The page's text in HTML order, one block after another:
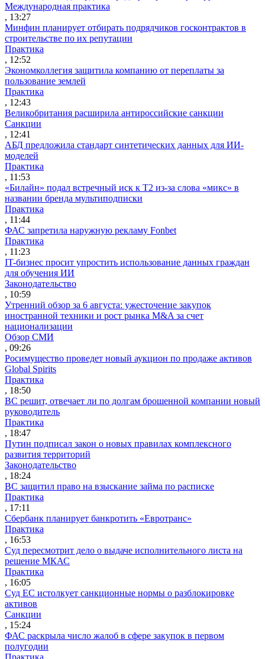
Международная практика
, 13:27
Минфин планирует отбирать подрядчиков госконтрактов в
строительстве по их репутации
Практика
, 12:52
Экономколлегия защитила компанию от переплаты за
пользование землей
Практика
, 12:43
Великобритания расширила антироссийские санкции
Санкции
, 12:41
АБД предложила стандарт синтетических данных для ИИ-
моделей
Практика
, 11:53
«Билайн» подал встречный иск к Т2 из-за слова «микс» в
названии бренда мультиподписки
Практика
, 11:44
ФАС запретила наружную рекламу Fonbet
Практика
, 11:23
IT-бизнес просит упростить использование данных граждан
для обучения ИИ
Законодательство
, 10:59
Утренний обзор за 6 августа: ужесточение закупок
иностранной техники и рост рынка M&A за счет
национализации
Обзор СМИ
, 09:26
Росимущество проведет новый аукцион по продаже активов
Global Spirits
Практика
, 18:50
ВС решит, отвечает ли по долгам брошенной компании новый
руководитель
Практика
, 18:47
Путин подписал закон о новых правилах комплексного
развития территорий
Законодательство
, 18:24
ВС защитил право на взыскание займа по расписке
Практика
, 17:11
Сбербанк планирует банкротить «Евротранс»
Практика
, 16:53
Суд пересмотрит дело о выдаче исполнительного листа на
решение МКАС
Практика
, 16:05
Суд ЕС истолкует санкционные нормы о разблокировке
активов
Санкции
, 15:24
ФАС раскрыла число жалоб в сфере закупок в первом
полугодии
Практика